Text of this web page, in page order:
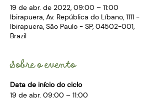
19 de abr. de 2022, 09:00 – 11:00
Ibirapuera, Av. República do Líbano, 1111 -
Ibirapuera, São Paulo - SP, 04502-001,
Brazil
Sobre o evento
Data de início do ciclo
19 de abr. 09:00 – 11:00